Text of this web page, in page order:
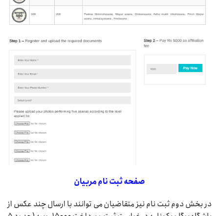
صفحه ثبت نام مربیان
در بخش دوم ثبت نام نیز متقاضیان می توانند با ارسال چند عکس از